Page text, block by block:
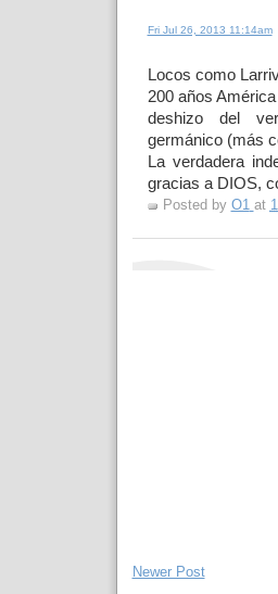
Fri Jul 26, 2013 11:14am
Locos como
200 años
deshizo del
germánico (más
La verdadera
gracias a DIOS,
Posted by O1 at
Newer Post